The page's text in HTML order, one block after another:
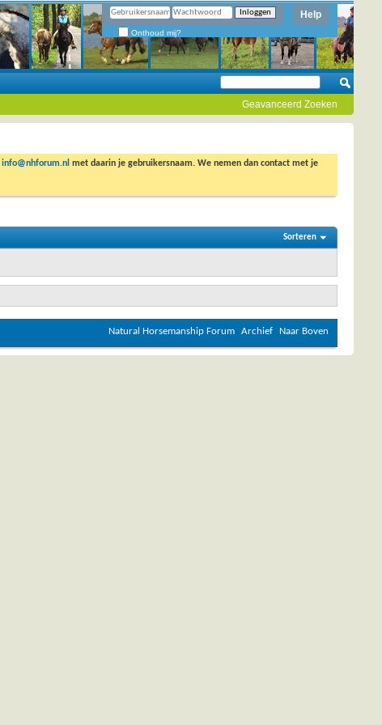
Help
Onthoud mij?
Geavanceerd Zoeken
info@nhforum.nl met daarin je gebruikersnaam. We nemen dan contact met je
Sorteren
Natural Horsemanship Forum Archief Naar Boven